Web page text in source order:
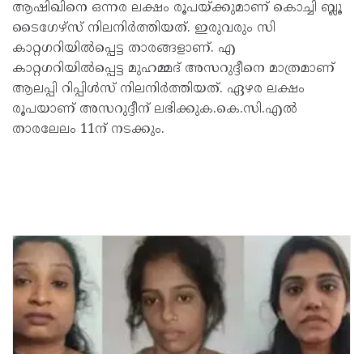
ആഷിഖിനെ ഒന്നര ലക്ഷം രൂപയ്ക്കുമാണ് കൊച്ചി ബ്ലൂ
ടൈഗേഴ്സ് നിലനിർത്തിയത്. ഇരുവരും സി
കാറ്റഗറിയിൽപ്പെട്ട താരങ്ങളാണ്. എ
കാറ്റഗറിയിൽപ്പെട്ട മുഹമ്മദ് അസറുദ്ദീനെ മാത്രമാണ്
ആലപ്പി റിപ്പിൾസ് നിലനിർത്തിയത്. ഏഴര ലക്ഷം
രൂപയാണ് അസറുദ്ദീന് ലഭിക്കുക.കെ.സി.എൽ
താരലേലം 11ന് നടക്കും.